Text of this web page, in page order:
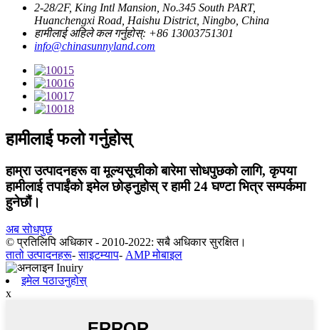
2-28/2F, King Intl Mansion, No.345 South PART,
Huanchengxi Road, Haishu District, Ningbo, China
हामीलाई अहिले कल गर्नुहोस्: +86 13003751301
info@chinasunnyland.com
हामीलाई फलो गर्नुहोस्
हाम्रा उत्पादनहरू वा मूल्यसूचीको बारेमा सोधपुछको लागि, कृपया
हामीलाई तपाईंको इमेल छोड्नुहोस् र हामी 24 घण्टा भित्र सम्पर्कमा
हुनेछौं।
अब सोधपुछ
© प्रतिलिपि अधिकार - 2010-2022: सबै अधिकार सुरक्षित।
तातो उत्पादनहरू-साइटम्याप- AMP मोबाइल
इमेल पठाउनुहोस्
x